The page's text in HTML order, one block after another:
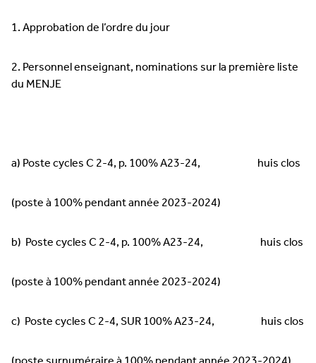
1. Approbation de l’ordre du jour
2. Personnel enseignant, nominations sur la première liste
du MENJE
a) Poste cycles C 2-4, p. 100% A23-24, huis clos
(poste à 100% pendant année 2023-2024)
b) Poste cycles C 2-4, p. 100% A23-24, huis clos
(poste à 100% pendant année 2023-2024)
c) Poste cycles C 2-4, SUR 100% A23-24, huis clos